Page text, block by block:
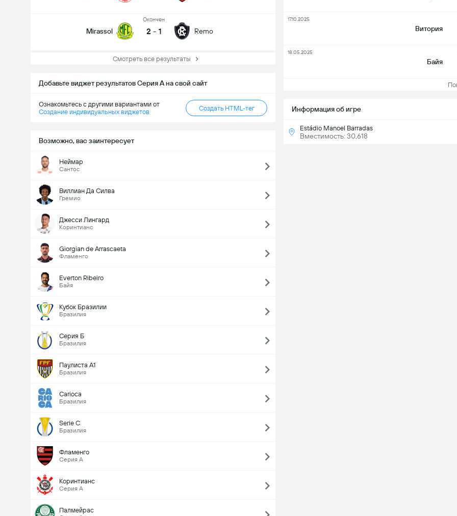
Mirassol
Oкончен
2 - 1 Remo
Смотреть все результаты
Добавьте виджет результатов Серия А на свой сайт
Ознакомьтесь с другими вариантами от
Создание индивидуальных виджетов
Создать HTML-тег
Возможно, вас заинтересует
Неймар
Сантос
Виллиан Да Силва
Гремио
Джесси Лингард
Коринтианс
Giorgian de Arrascaeta
Фламенго
Everton Ribeiro
Байя
Кубок Бразилии
Бразилия
Серия Б
Бразилия
Паулиста А1
Бразилия
Carioca
Бразилия
Serie C
Бразилия
Фламенго
Серия А
Коринтианс
Серия А
Палмейрас
Информация об игре
Estádio Manoel Barradas
Вместимость: 30,618
Витория
17.10.2025
Байя
18.05.2025